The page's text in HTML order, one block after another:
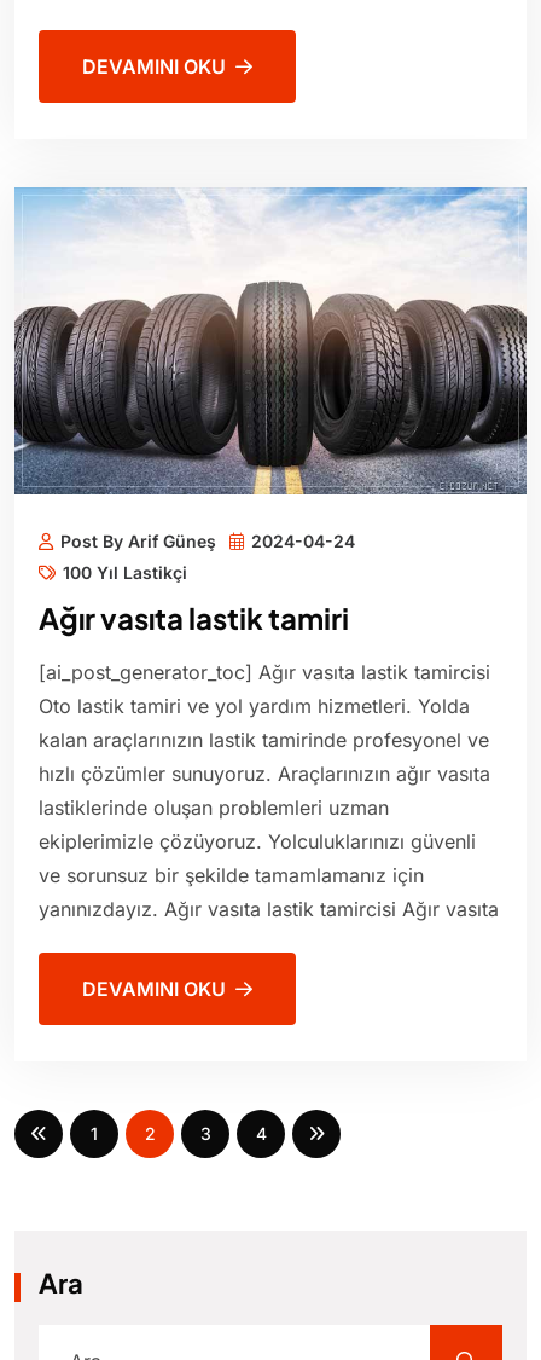
DEVAMINI OKU
Post By Arif Güneş
2024-04-24
100 Yıl Lastikçi
Ağır vasıta lastik tamiri
[ai_post_generator_toc] Ağır vasıta lastik tamircisi
Oto lastik tamiri ve yol yardım hizmetleri. Yolda
kalan araçlarınızın lastik tamirinde profesyonel ve
hızlı çözümler sunuyoruz. Araçlarınızın ağır vasıta
lastiklerinde oluşan problemleri uzman
ekiplerimizle çözüyoruz. Yolculuklarınızı güvenli
ve sorunsuz bir şekilde tamamlamanız için
yanınızdayız. Ağır vasıta lastik tamircisi Ağır vasıta
DEVAMINI OKU
1 2 3 4
Ara